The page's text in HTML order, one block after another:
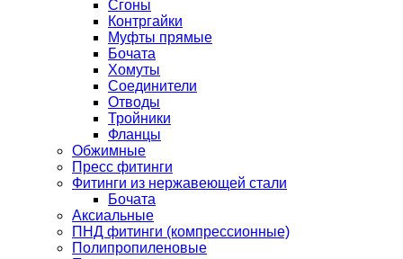
Сгоны
Контргайки
Муфты прямые
Бочата
Хомуты
Соединители
Отводы
Тройники
Фланцы
Обжимные
Пресс фитинги
Фитинги из нержавеющей стали
Бочата
Аксиальные
ПНД фитинги (компрессионные)
Полипропиленовые